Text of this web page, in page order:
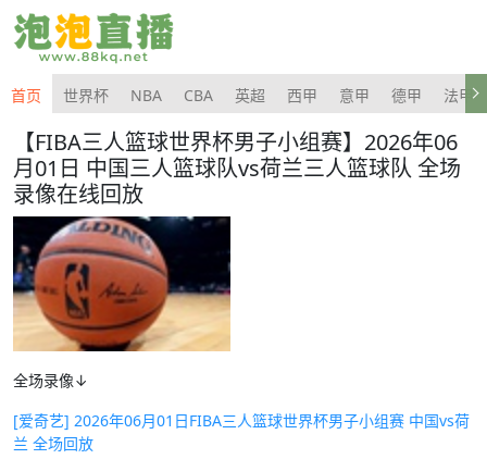
首页 世界杯 NBA CBA 英超 西甲 意甲 德甲 法甲
【FIBA三人篮球世界杯男子小组赛】2026年06
月01日 中国三人篮球队vs荷兰三人篮球队 全场
录像在线回放
全场录像↓
[爱奇艺] 2026年06月01日FIBA三人篮球世界杯男子小组赛 中国vs荷
兰 全场回放